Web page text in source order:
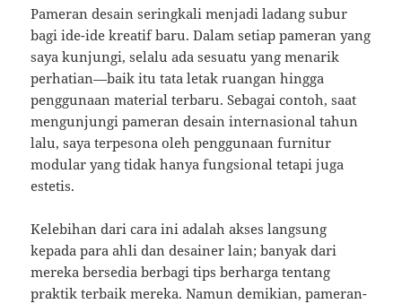
Pameran desain seringkali menjadi ladang subur
bagi ide-ide kreatif baru. Dalam setiap pameran yang
saya kunjungi, selalu ada sesuatu yang menarik
perhatian—baik itu tata letak ruangan hingga
penggunaan material terbaru. Sebagai contoh, saat
mengunjungi pameran desain internasional tahun
lalu, saya terpesona oleh penggunaan furnitur
modular yang tidak hanya fungsional tetapi juga
estetis.
Kelebihan dari cara ini adalah akses langsung
kepada para ahli dan desainer lain; banyak dari
mereka bersedia berbagi tips berharga tentang
praktik terbaik mereka. Namun demikian, pameran-